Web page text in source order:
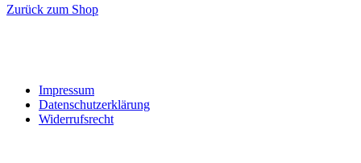
Zurück zum Shop
Impressum
Datenschutzerklärung
Widerrufsrecht